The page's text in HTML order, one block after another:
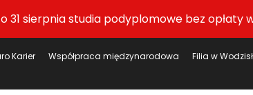
31 sierpnia studia podyplomowe bez opłaty
Karier Współpraca międzynarodowa Filia w